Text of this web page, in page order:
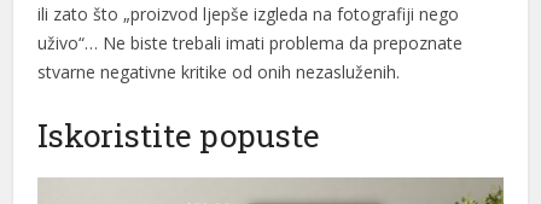
bonusu
bonusu
ili zato što „proizvod ljepše izgleda na fotografiji nego
uživo“… Ne biste trebali imati problema da prepoznate
stvarne negativne kritike od onih nezasluženih.
Iskoristite popuste